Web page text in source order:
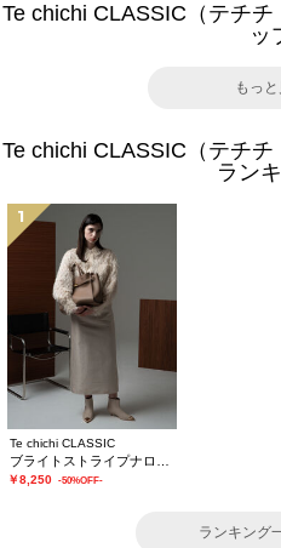
Te chichi CLASSIC（テチ
ッ
もっ
Te chichi CLASSIC（テチ
ラン
1
Te chichi CLASSIC
￥8,250 -50%OFF-
ランキング